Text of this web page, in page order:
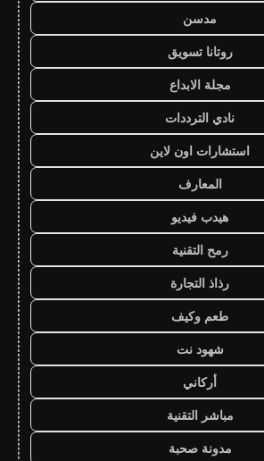
مدسن
روتانا تسويق
مجلة الابداع
نادي الترددات
استشارات اون لاين
المعارف
هيدب فيديو
رمح التقنية
رذاذ التجارة
طعم وكيف
شهود نت
أركاني
مباشر التقنية
مدونة صحبة